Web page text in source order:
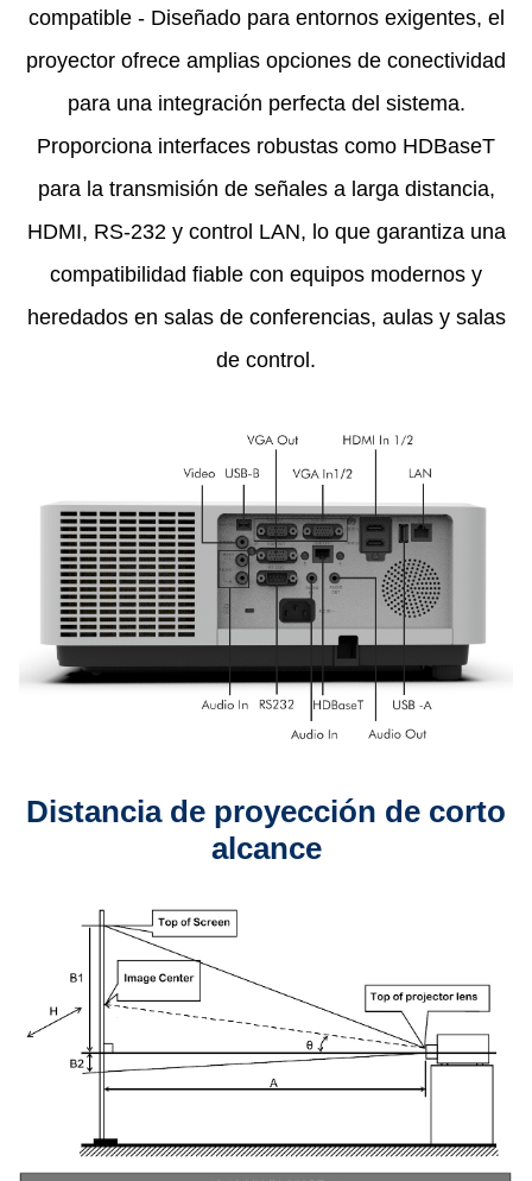
compatible​ - Diseñado para entornos exigentes, el
proyector ofrece amplias opciones de conectividad
para una integración perfecta del sistema.
Proporciona interfaces robustas como HDBaseT
para la transmisión de señales a larga distancia,
HDMI, RS-232 y control LAN, lo que garantiza una
compatibilidad fiable con equipos modernos y
heredados en salas de conferencias, aulas y salas
de control.
Distancia de proyección de corto
alcance